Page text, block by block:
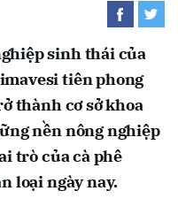
sinh thái của
tiên phong
thành cơ sở khoa
nền nông nghiệp
trò của cà phê
loại ngày nay.